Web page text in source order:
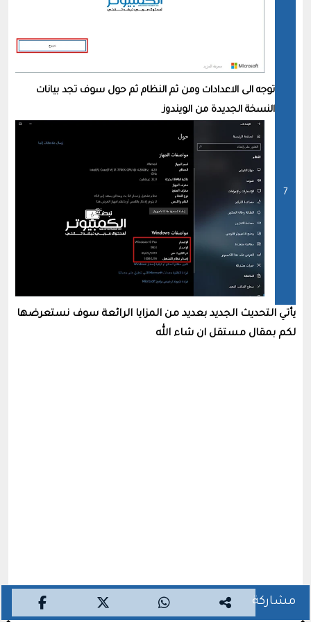
توجه الى الاعدادات ومن ثم النظام ثم حول سوف تجد بيانات
النسخة الجديدة من الويندوز
يأتي التحديث الجديد بعديد من المزايا الرائعة سوف نستعرضها
لكم بمقال مستقل ان شاء الله
مشاركة